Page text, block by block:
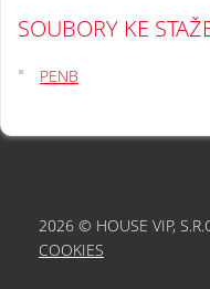
SOUBORY KE
PENB
2026 © HOUSE VIP,
COOKIES